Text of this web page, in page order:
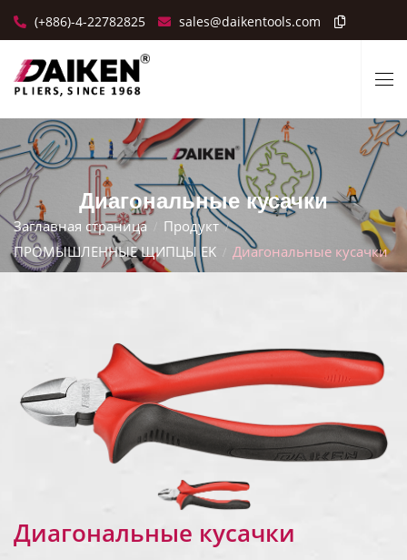
(+886)-4-22782825 sales@daikentools.com
Диагональные кусачки
Заглавная страница
Продукт
ПРОМЫШЛЕННЫЕ ЩИПЦЫ EK
Диагональные кусачки
Диагональные кусачки